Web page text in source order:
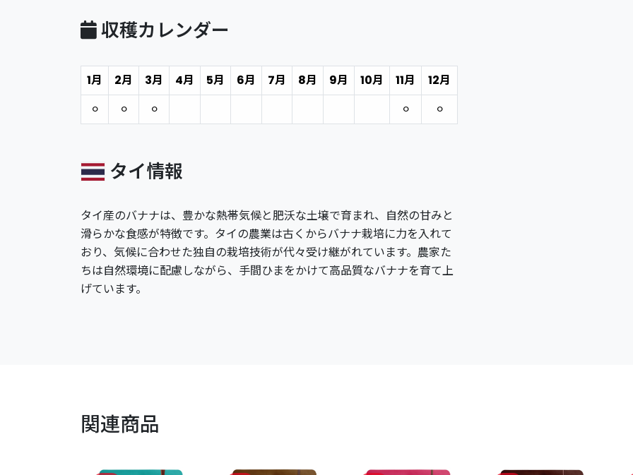
収穫カレンダー
1月 2月 3月 4月 5月 6月 7月 8月 9月 10月 11月
12月
⚪︎
⚪︎ ⚪︎ ⚪︎ ⚪︎
タイ情報
タイ産のバナナは、豊かな熱帯気候と肥沃な土壌で育まれ、自然の甘みと
滑らかな食感が特徴です。タイの農業は古くからバナナ栽培に力を入れて
おり、気候に合わせた独自の栽培技術が代々受け継がれています。農家た
ちは自然環境に配慮しながら、手間ひまをかけて高品質なバナナを育て上
げています。
関連商品